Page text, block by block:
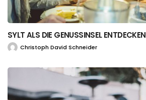
SYLT ALS DIE GENUSSINSEL ENTDECKEN
Christoph David Schneider